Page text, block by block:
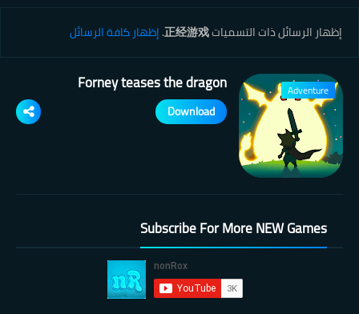
‏إظهار الرسائل ذات التسميات正经游戏
.إظهار كافة الرسائل
Adventure
Forney teases the dragon
Download
Subscribe For More NEW Games